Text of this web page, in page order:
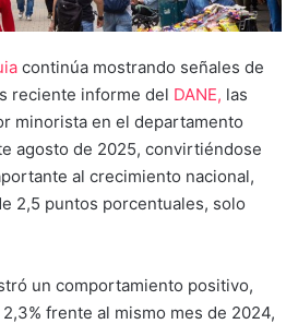
continúa mostrando señales de
reciente informe del DANE, las
minorista en el departamento
agosto de 2025, convirtiéndose
al crecimiento nacional,
2,5 puntos porcentuales, solo
un comportamiento positivo,
frente al mismo mes de 2024,